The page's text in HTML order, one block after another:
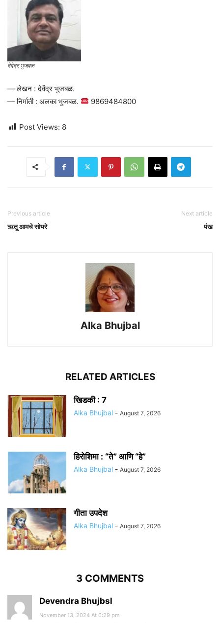
देवेंद्र भुजबळ
— लेखन : देवेंद्र भुजबळ.
— निर्माती : अलका भुजबळ.
9869484800
Post Views: 8
Previous article
ऋतू आमचे सोयरे
Next article
पंख
Alka Bhujbal
RELATED ARTICLES
खिडकी : 7
Alka Bhujbal - August 7, 2026
हिरोशिमा : “ते” आणि “हे”
Alka Bhujbal - August 7, 2026
गीता उपदेश
Alka Bhujbal - August 7, 2026
3 COMMENTS
Devendra Bhujbsl
November 13, 2024 At 6:29 pm